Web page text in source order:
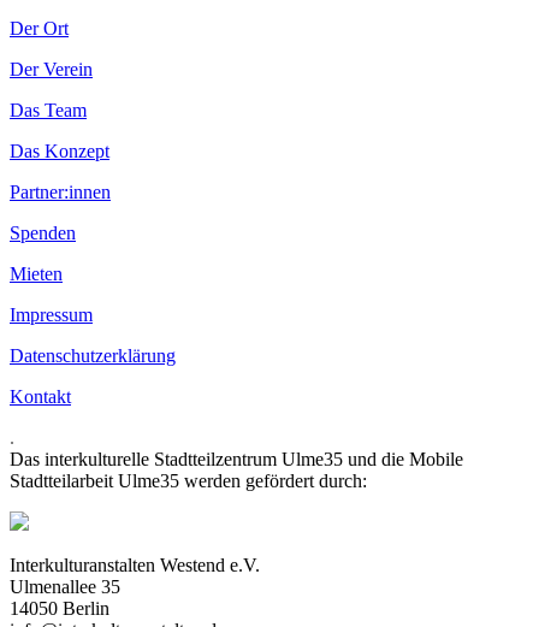
Der Ort
Der Verein
Das Team
Das Konzept
Partner:innen
Spenden
Mieten
Impressum
Datenschutzerklärung
Kontakt
.
Das interkulturelle Stadtteilzentrum Ulme35 und die Mobile
Stadtteilarbeit Ulme35 werden gefördert durch:
Interkulturanstalten Westend e.V.
Ulmenallee 35
14050 Berlin